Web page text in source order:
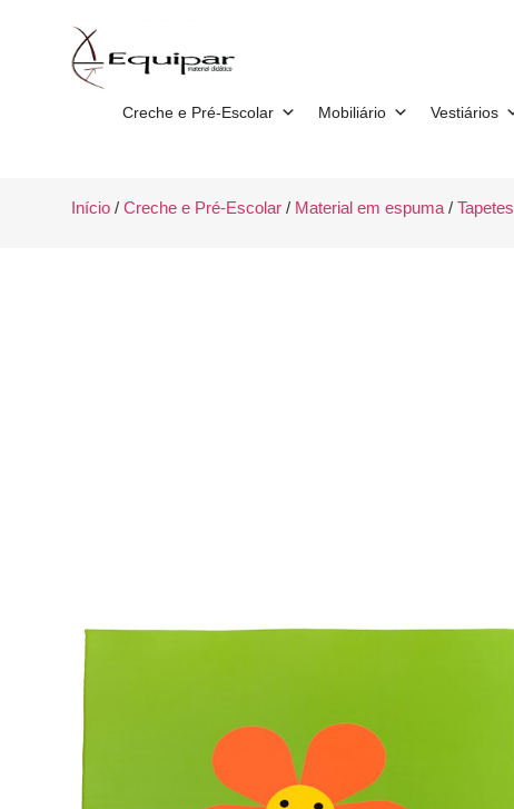
Creche e Pré-Escolar Mobiliário Vestiários
Início/ Creche e Pré-Escolar/ Material em espuma/ Tapetes